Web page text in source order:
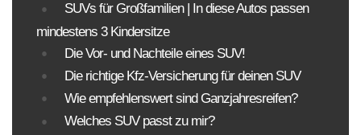
SUVs für Großfamilien | In diese Autos passen
mindestens 3 Kindersitze
Die Vor- und Nachteile eines SUV!
Die richtige Kfz-Versicherung für deinen SUV
Wie empfehlenswert sind Ganzjahresreifen?
Welches SUV passt zu mir?